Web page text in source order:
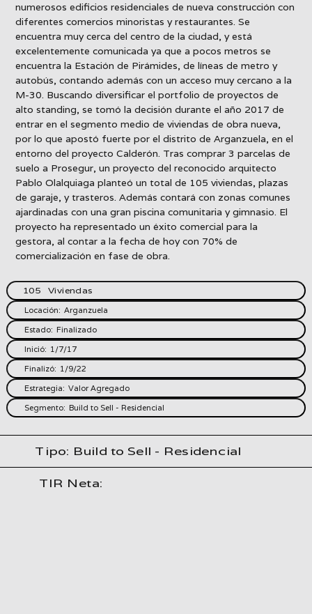
numerosos edificios residenciales de nueva construcción con
diferentes comercios minoristas y restaurantes. Se
encuentra muy cerca del centro de la ciudad, y está
excelentemente comunicada ya que a pocos metros se
encuentra la Estación de Pirámides, de líneas de metro y
autobús, contando además con un acceso muy cercano a la
M-30. Buscando diversificar el portfolio de proyectos de
alto standing, se tomó la decisión durante el año 2017 de
entrar en el segmento medio de viviendas de obra nueva,
por lo que apostó fuerte por el distrito de Arganzuela, en el
entorno del proyecto Calderón. Tras comprar 3 parcelas de
suelo a Prosegur, un proyecto del reconocido arquitecto
Pablo Olalquiaga planteó un total de 105 viviendas, plazas
de garaje, y trasteros. Además contará con zonas comunes
ajardinadas con una gran piscina comunitaria y gimnasio. El
proyecto ha representado un éxito comercial para la
gestora, al contar a la fecha de hoy con 70% de
comercialización en fase de obra.
105
Viviendas
Locación: Arganzuela
Finalizado
Estado:
1/7/17
Inició:
1/9/22
Finalizó:
Valor Agregado
Estrategia:
Build to Sell - Residencial
Segmento:
Tipo: Build to Sell - Residencial
TIR Neta: